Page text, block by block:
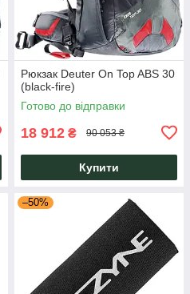
Рюкзак Deuter On Top ABS 30
(black-fire)
Готово до відправки
18 912 ₴ 90 053 ₴
Купити
–50%